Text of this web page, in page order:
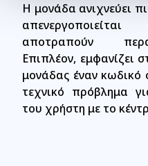
Η μονάδα ανιχνεύει
αποτραπούν
Επιπλέον, εμφανίζει
μονάδας έναν κωδικό
τεχνικό πρόβλημα
του χρήστη με το